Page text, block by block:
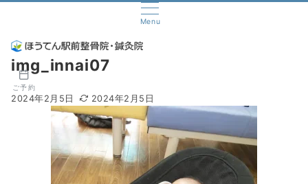
Menu
ご予約
img_innai07
2024年2月5日 2024年2月5日